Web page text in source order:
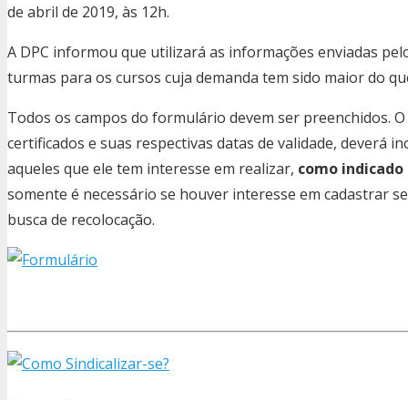
de abril de 2019, às 12h.
A DPC informou que utilizará as informações enviadas
turmas para os cursos cuja demanda tem sido maior do
Todos os campos do formulário devem ser preenchidos.
certificados e suas respectivas datas de validade, deverá
aqueles que ele tem interesse em realizar, como
somente é necessário se houver interesse em cadastrar
busca de recolocação.